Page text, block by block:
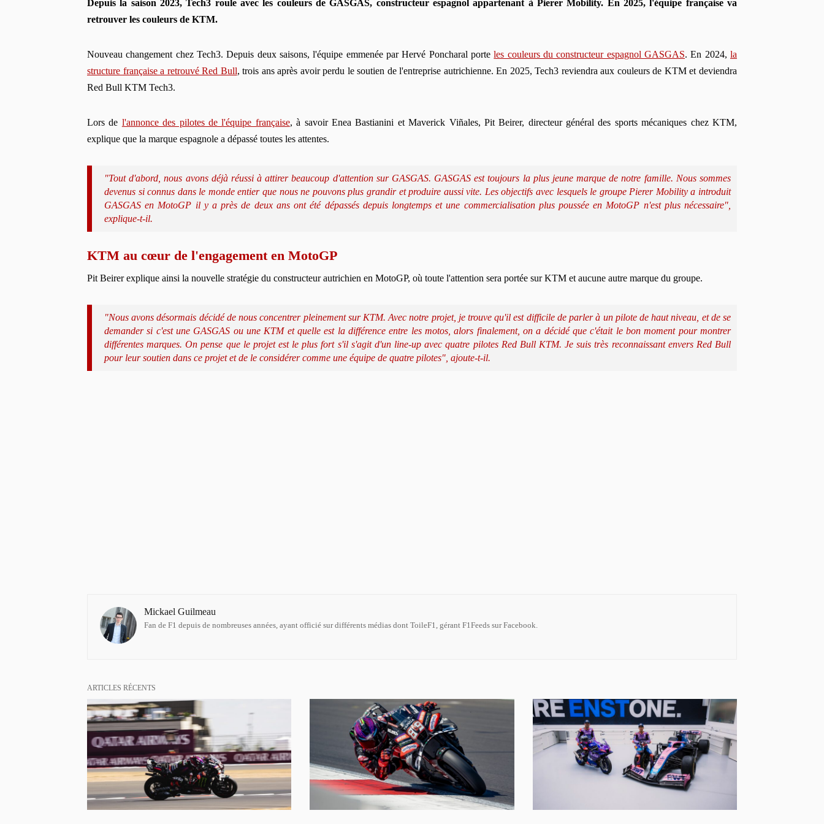
Depuis la saison 2023, Tech3 roule avec les couleurs de GASGAS, constructeur espagnol appartenant à Pierer Mobility. En 2025, l'équipe française va
retrouver les couleurs de KTM.
Nouveau changement chez Tech3. Depuis deux saisons, l'équipe emmenée par Hervé Poncharal porteles couleurs du constructeur espagnol GASGAS. En 2024,la
structure française a retrouvé Red Bull, trois ans après avoir perdu le soutien de l'entreprise autrichienne. En 2025, Tech3 reviendra aux couleurs de KTM et deviendra
Red Bull KTM Tech3.
Lors de l'annonce des pilotes de l'équipe française, à savoir Enea Bastianini et Maverick Viñales, Pit Beirer, directeur général des sports mécaniques chez KTM,
explique que la marque espagnole a dépassé toutes les attentes.
"Tout d'abord, nous avons déjà réussi à attirer beaucoup d'attention sur GASGAS. GASGAS est toujours la plus jeune marque de notre famille. Nous sommes
devenus si connus dans le monde entier que nous ne pouvons plus grandir et produire aussi vite. Les objectifs avec lesquels le groupe Pierer Mobility a introduit
GASGAS en MotoGP il y a près de deux ans ont été dépassés depuis longtemps et une commercialisation plus poussée en MotoGP n'est plus nécessaire",
explique-t-il.
KTM au cœur de l'engagement en MotoGP
Pit Beirer explique ainsi la nouvelle stratégie du constructeur autrichien en MotoGP, où toute l'attention sera portée sur KTM et aucune autre marque du groupe.
"Nous avons désormais décidé de nous concentrer pleinement sur KTM. Avec notre projet, je trouve qu'il est difficile de parler à un pilote de haut niveau, et de se
demander si c'est une GASGAS ou une KTM et quelle est la différence entre les motos, alors finalement, on a décidé que c'était le bon moment pour montrer
différentes marques. On pense que le projet est le plus fort s'il s'agit d'un line-up avec quatre pilotes Red Bull KTM. Je suis très reconnaissant envers Red Bull
pour leur soutien dans ce projet et de le considérer comme une équipe de quatre pilotes", ajoute-t-il.
Mickael Guilmeau
Fan de F1 depuis de nombreuses années, ayant officié sur différents médias dont ToileF1, gérant F1Feeds sur Facebook.
ARTICLES RÉCENTS